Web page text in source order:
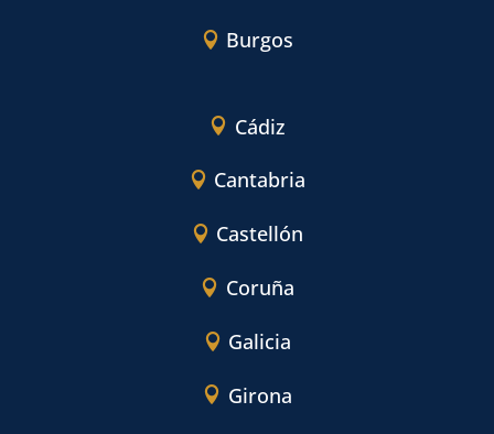
Burgos
Cádiz
Cantabria
Castellón
Coruña
Galicia
Girona